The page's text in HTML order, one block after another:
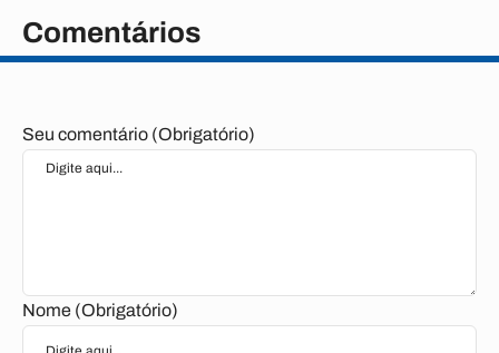
Comentários
Seu comentário (Obrigatório)
Nome (Obrigatório)